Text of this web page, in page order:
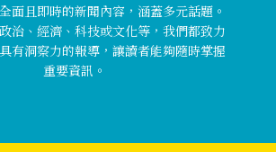
面且即時的新聞內容，涵蓋多元話題。
治、經濟、科技或文化等，我們都致力
有洞察力的報導，讓讀者能夠隨時掌握
重要資訊。